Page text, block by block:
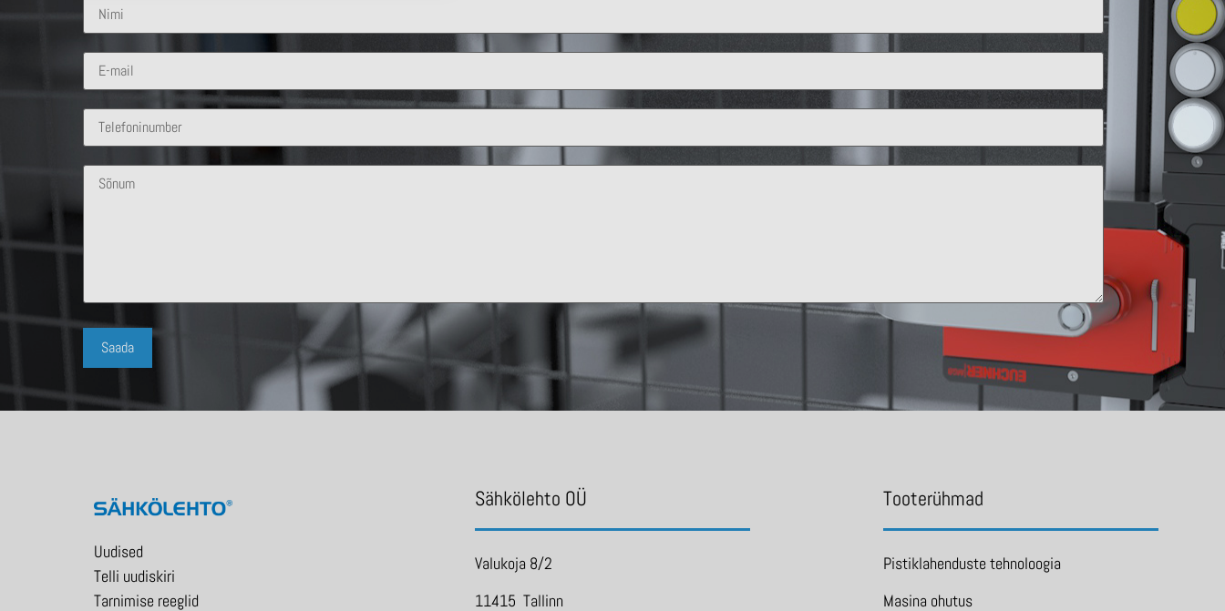
Uudised
Telli uudiskiri
Tarnimise reeglid
Sähkölehto OÜ
Valukoja 8/2
11415 Tallinn
Tooterühmad
Pistiklahenduste tehnoloogia
Masina ohutus